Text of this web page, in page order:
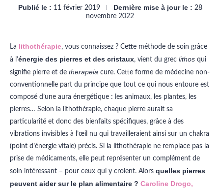
Publié le : 11 février 2019 Dernière mise à jour le : 28
novembre 2022
La lithothérapie, vous connaissez ? Cette méthode de soin grâce
à l’énergie des pierres et des cristaux, vient du grec lithos qui
signifie pierre et de therapeia cure. Cette forme de médecine non-
conventionnelle part du principe que tout ce qui nous entoure est
composé d’une aura énergétique : les animaux, les plantes, les
pierres… Selon la lithothérapie, chaque pierre aurait sa
particularité et donc des bienfaits spécifiques, grâce à des
vibrations invisibles à l’œil nu qui travailleraient ainsi sur un chakra
(point d’énergie vitale) précis. Si la lithothérapie ne remplace pas la
prise de médicaments, elle peut représenter un complément de
soin intéressant – pour ceux qui y croient. Alors quelles pierres
peuvent aider sur le plan alimentaire ? Caroline Drogo,